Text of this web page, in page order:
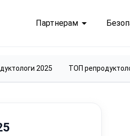
Партнерам
2025 ТОП